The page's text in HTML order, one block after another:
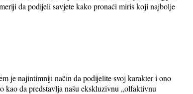
da podijeli savjete kako pronaći miris koji najbolje
je najintimniji način da podijelite svoj karakter i ono
kao da predstavlja našu ekskluzivnu „olfaktivnu